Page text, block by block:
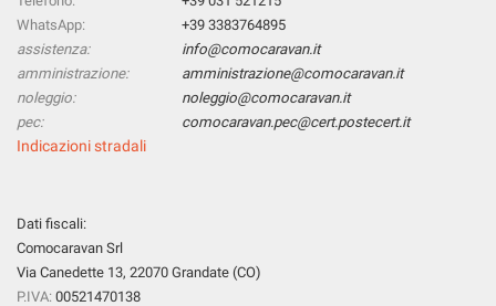
WhatsApp:
+39 3383764895
assistenza:
info@comocaravan.it
amministrazione:
amministrazione@comocaravan.it
noleggio:
noleggio@comocaravan.it
pec:
comocaravan.pec@cert.postecert.it
Indicazioni stradali
Dati fiscali:
Comocaravan Srl
Via Canedette 13, 22070 Grandate (CO)
P.IVA: 00521470138